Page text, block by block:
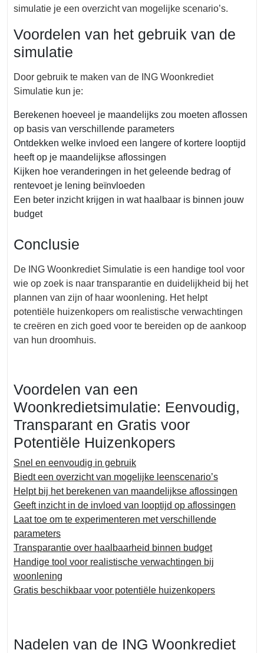
simulatie je een overzicht van mogelijke scenario’s.
Voordelen van het gebruik van de
simulatie
Door gebruik te maken van de ING Woonkrediet
Simulatie kun je:
Berekenen hoeveel je maandelijks zou moeten aflossen
op basis van verschillende parameters
Ontdekken welke invloed een langere of kortere looptijd
heeft op je maandelijkse aflossingen
Kijken hoe veranderingen in het geleende bedrag of
rentevoet je lening beïnvloeden
Een beter inzicht krijgen in wat haalbaar is binnen jouw
budget
Conclusie
De ING Woonkrediet Simulatie is een handige tool voor
wie op zoek is naar transparantie en duidelijkheid bij het
plannen van zijn of haar woonlening. Het helpt
potentiële huizenkopers om realistische verwachtingen
te creëren en zich goed voor te bereiden op de aankoop
van hun droomhuis.
Voordelen van een
Woonkredietsimulatie: Eenvoudig,
Transparant en Gratis voor
Potentiële Huizenkopers
Snel en eenvoudig in gebruik
Biedt een overzicht van mogelijke leenscenario’s
Helpt bij het berekenen van maandelijkse aflossingen
Geeft inzicht in de invloed van looptijd op aflossingen
Laat toe om te experimenteren met verschillende
parameters
Transparantie over haalbaarheid binnen budget
Handige tool voor realistische verwachtingen bij
woonlening
Gratis beschikbaar voor potentiële huizenkopers
Nadelen van de ING Woonkrediet